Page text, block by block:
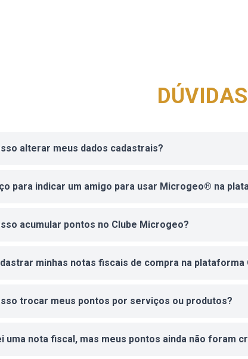
alterar meus dados cadastrais?
para indicar um amigo para usar Microgeo® na
acumular pontos no Clube Microgeo?
minhas notas fiscais de compra na plataforma
trocar meus pontos por serviços ou produtos?
uma nota fiscal, mas meus pontos ainda não foram